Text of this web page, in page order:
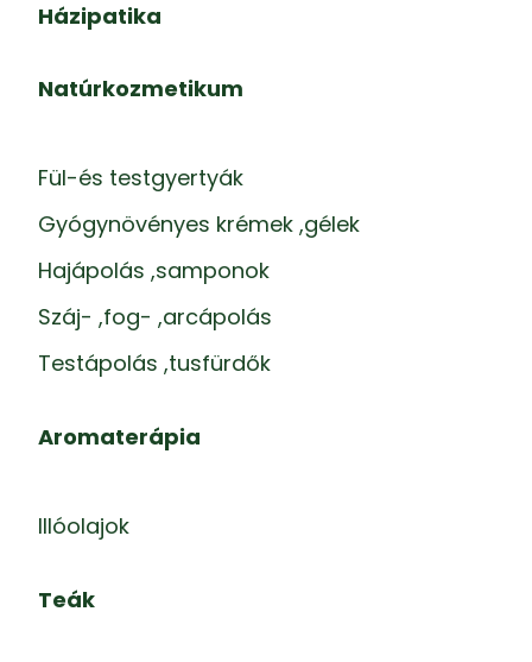
Házipatika
Natúrkozmetikum
Fül-és testgyertyák
Gyógynövényes krémek ,gélek
Hajápolás ,samponok
Száj- ,fog- ,arcápolás
Testápolás ,tusfürdők
Aromaterápia
Illóolajok
Teák